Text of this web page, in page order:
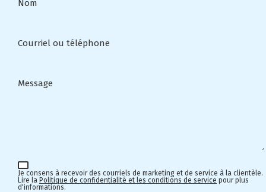
Nom
Courriel ou téléphone
Message
Je consens à recevoir des courriels de marketing et de service à la clientèle.
Lire la Politique de confidentialité et les conditions de service pour plus
d'informations.